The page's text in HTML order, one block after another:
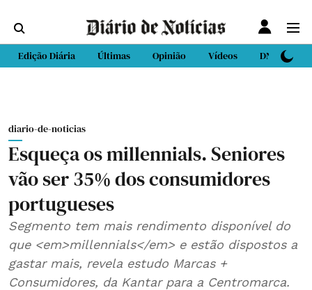
Edição Diária Últimas Opinião Vídeos DN Sport
diario-de-noticias
Esqueça os millennials. Seniores
vão ser 35% dos consumidores
portugueses
Segmento tem mais rendimento disponível do
que <em>millennials</em> e estão dispostos a
gastar mais, revela estudo Marcas +
Consumidores, da Kantar para a Centromarca.